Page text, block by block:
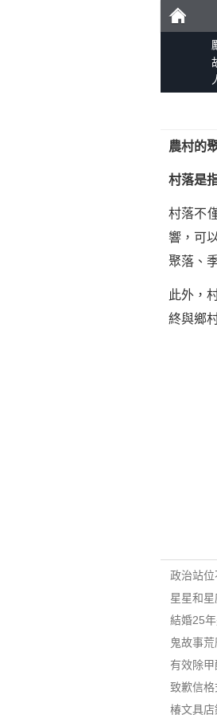
勵
農村的
村落是
村落不
響，可
聚落、
此外，
終與鄉
政治站位
星星和
結婚25
鬼故事
有效除
致歉信格
椿文具